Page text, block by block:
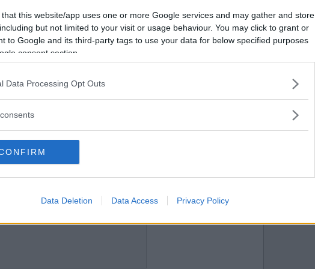
that this website/app uses one or more Google services and may gather and store
but not limited to your visit or usage behaviour. You may click to grant or
to Google and its third-party tags to use your data for below specified purposes
consent section.
Data Processing Opt Outs
Data Deletion Data Access Privacy Policy
Vill du bli
medlem?